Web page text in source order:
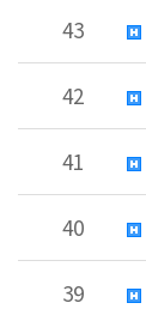
43
42
41
40
39